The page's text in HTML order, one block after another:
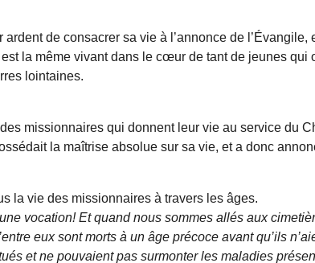
de consacrer sa vie à l’annonce de l’Évangile,
la même vivant dans le cœur de tant de jeunes qui
lointaines.
missionnaires qui donnent leur vie au service du
la maîtrise absolue sur sa vie, et a donc
la vie des missionnaires à travers les âges.
vocation! Et quand nous sommes allés aux
eux sont morts à un âge précoce avant qu’ils
et ne pouvaient pas surmonter les maladies